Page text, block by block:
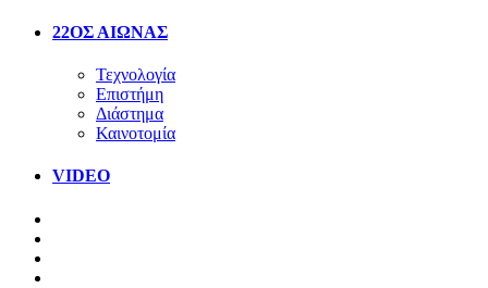
22ΟΣ ΑΙΩΝΑΣ
Τεχνολογία
Επιστήμη
Διάστημα
Καινοτομία
VIDEO